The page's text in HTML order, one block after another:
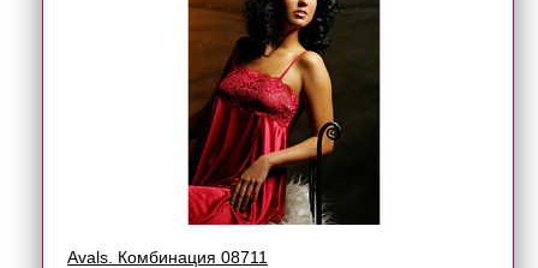
Avals. Комбинация 08711